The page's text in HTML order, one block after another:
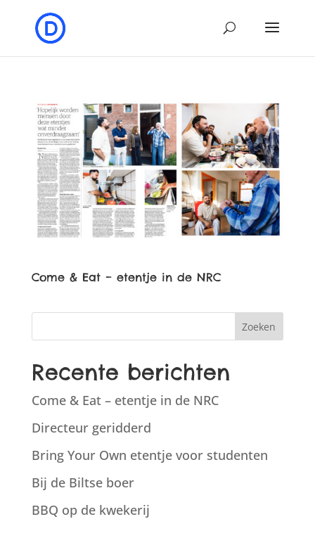
Come & Eat – etentje in de NRC
Zoeken
Recente berichten
Come & Eat – etentje in de NRC
Directeur geridderd
Bring Your Own etentje voor studenten
Bij de Biltse boer
BBQ op de kwekerij